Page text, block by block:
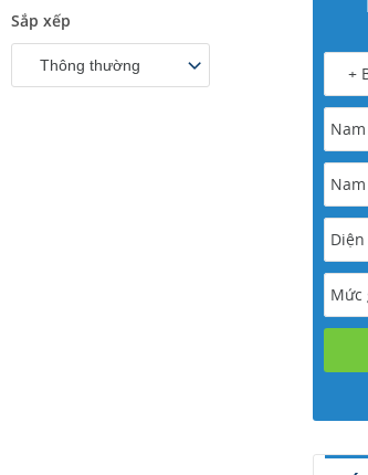
Sắp xếp
Thông thường +
Mức